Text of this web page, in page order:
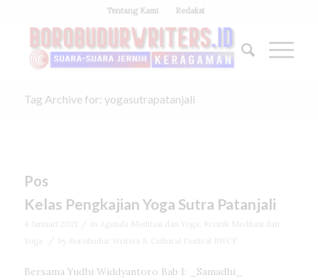
Tentang Kami Redaksi
Tag Archive for: yogasutrapatanjali
Pos
Kelas Pengkajian Yoga Sutra Patanjali
4 Januari 2021 in Agenda Meditasi dan Yoga
Kronik Meditasi dan
Yoga
Borobudur Writers & Cultural Festival BWCF
Bersama Yudhi Widdyantoro Bab I: _Samadhi_